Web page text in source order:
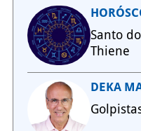
Santo
Thiene
DEKA